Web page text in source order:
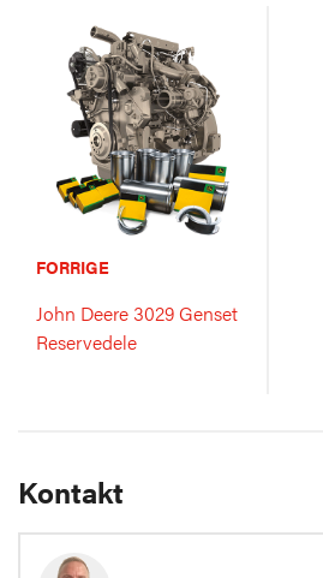
FORRIGE
John Deere 3029 Genset
Reservedele
Kontakt